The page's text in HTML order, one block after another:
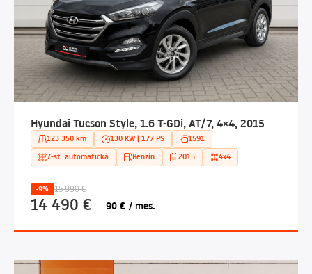
Hyundai Tucson Style, 1.6 T-GDi, AT/7, 4×4, 2015
123 350 km 130 KW | 177 PS
1591
7-st. automatická
Benzín 2015 4x4
-9% 15 990 €
14 490 € 90 € / mes.